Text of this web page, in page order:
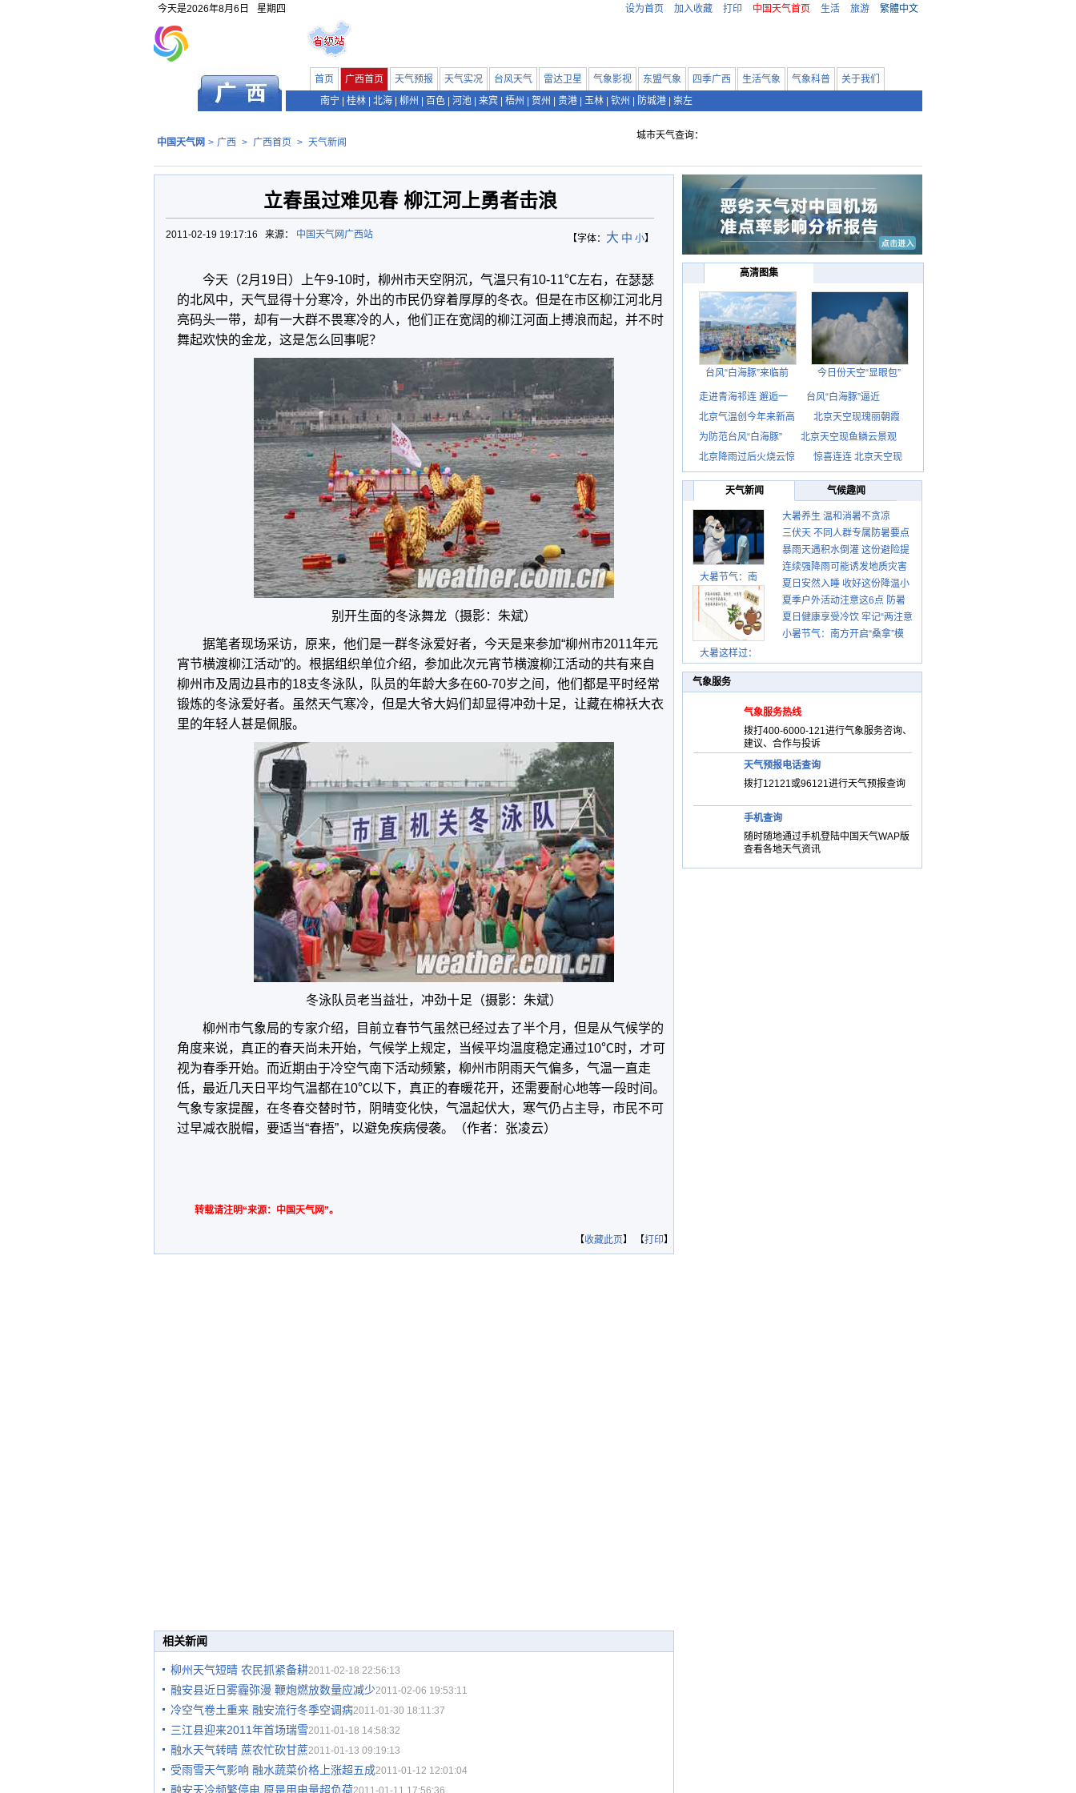
今天是2026年8月6日 星期四 设为首页 加入收藏 打印 中国天气首页 生活 旅游 繁體中文
首页 广西首页 天气预报 天气实况 台风天气 雷达卫星 气象影视 东盟气象 四季广西 生活气象 气象科普
关于我们
南宁
桂林 北海 柳州 百色 河池 来宾 梧州 贺州 贵港 玉林 钦州 防城港 崇左
中国天气网 > 广西 > 广西首页 > 天气新闻
城市天气查询：
立春虽过难见春 柳江河上勇者击浪
【字体： 大 中 小】
2011-02-19 19:17:16 来源： 中国天气网广西站
今天（2月19日）上午9-10时，柳州市天空阴沉，气温只有10-11℃左右，在瑟瑟
的北风中，天气显得十分寒冷，外出的市民仍穿着厚厚的冬衣。但是在市区柳江河北月
亮码头一带，却有一大群不畏寒冷的人，他们正在宽阔的柳江河面上搏浪而起，并不时
舞起欢快的金龙，这是怎么回事呢？
别开生面的冬泳舞龙（摄影：朱斌）
据笔者现场采访，原来，他们是一群冬泳爱好者，今天是来参加“柳州市2011年元
宵节横渡柳江活动”的。根据组织单位介绍，参加此次元宵节横渡柳江活动的共有来自
柳州市及周边县市的18支冬泳队，队员的年龄大多在60-70岁之间，他们都是平时经常
锻炼的冬泳爱好者。虽然天气寒冷，但是大爷大妈们却显得冲劲十足，让藏在棉袄大衣
里的年轻人甚是佩服。
冬泳队员老当益壮，冲劲十足（摄影：朱斌）
柳州市气象局的专家介绍，目前立春节气虽然已经过去了半个月，但是从气候学的
角度来说，真正的春天尚未开始，气候学上规定，当候平均温度稳定通过10℃时，才可
视为春季开始。而近期由于冷空气南下活动频繁，柳州市阴雨天气偏多，气温一直走
低，最近几天日平均气温都在10℃以下，真正的春暖花开，还需要耐心地等一段时间。
气象专家提醒，在冬春交替时节，阴晴变化快，气温起伏大，寒气仍占主导，市民不可
过早减衣脱帽，要适当“春捂”，以避免疾病侵袭。（作者：张凌云）
转载请注明“来源：中国天气网”。
【收藏此页】 【打印】
相关新闻
柳州天气短晴 农民抓紧备耕2011-02-18 22:56:13
融安县近日雾霾弥漫 鞭炮燃放数量应减少2011-02-06 19:53:11
冷空气卷土重来 融安流行冬季空调病2011-01-30 18:11:37
三江县迎来2011年首场瑞雪2011-01-18 14:58:32
融水天气转晴 蔗农忙砍甘蔗2011-01-13 09:19:13
受雨雪天气影响 融水蔬菜价格上涨超五成2011-01-12 12:01:04
融安天冷频繁停电 原是用电量超负荷2011-01-11 17:56:36
高清图集
台风“白海豚”来临前 今日份天空“显眼包”
走进青海祁连 邂逅一
台风“白海豚”逼近
北京气温创今年来新高
北京天空现瑰丽朝霞
为防范台风“白海豚”
北京天空现鱼鳞云景观
北京降雨过后火烧云惊
惊喜连连 北京天空现
天气新闻 气候趣闻
大暑节气：南
大暑这样过：
大暑养生 温和消暑不贪凉
三伏天 不同人群专属防暑要点
请收好
暴雨天遇积水倒灌 这份避险提
示请收好
连续强降雨可能诱发地质灾害
这些前兆要知道
夏日安然入睡 收好这份降温小
贴士
夏季户外活动注意这6点 防暑
健身两不误
夏日健康享受冷饮 牢记“两注意
一控制”
小暑节气：南方开启“桑拿”模
气象服务
气象服务热线
拨打400-6000-121进行气象服务咨询、
建议、合作与投诉
天气预报电话查询
拨打12121或96121进行天气预报查询
手机查询
随时随地通过手机登陆中国天气WAP版
查看各地天气资讯